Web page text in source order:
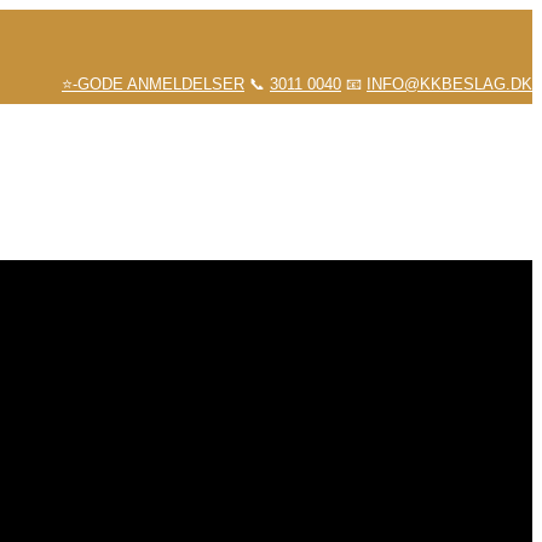
⭐-GODE ANMELDELSER 📞 3011 0040 📧 INFO@KKBESLAG.DK